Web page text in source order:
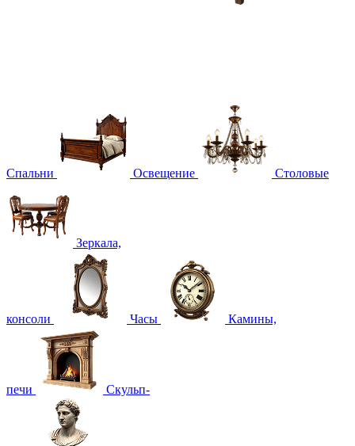
Спальни Освещение Столовые
Зеркала,
консоли Часы Камины,
печи Скульп-